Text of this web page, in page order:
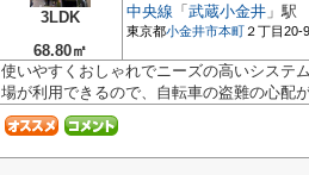
3LDK
68.80㎡
中央線 「 武蔵小金井 」駅
東京都小金井市本町 ２丁目20-9
使いやすくおしゃれでニーズの高いシステ
場が利用できるので、自転車の盗難の心配